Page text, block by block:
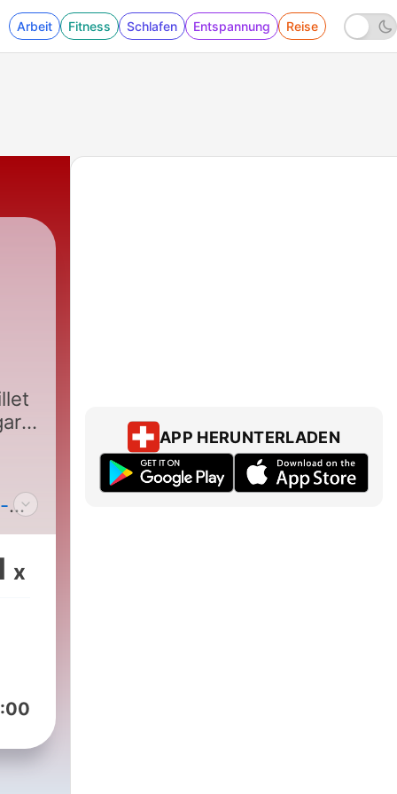
Arbeit Fitness Schlafen Entspannung Reise
x
APP HERUNTERLADEN